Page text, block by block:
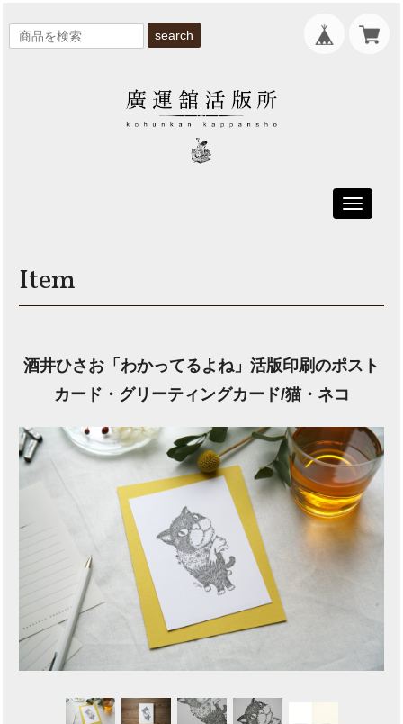
search
Toggle
Item
酒井ひさお「わかってるよね」活版印刷のポスト
カード・グリーティングカード/猫・ネコ